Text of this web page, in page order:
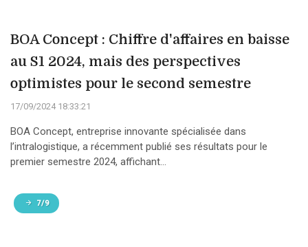
BOA Concept : Chiffre d'affaires en baisse
au S1 2024, mais des perspectives
optimistes pour le second semestre
17/09/2024 18:33:21
BOA Concept, entreprise innovante spécialisée dans
l’intralogistique, a récemment publié ses résultats pour le
premier semestre 2024, affichant...
7/9